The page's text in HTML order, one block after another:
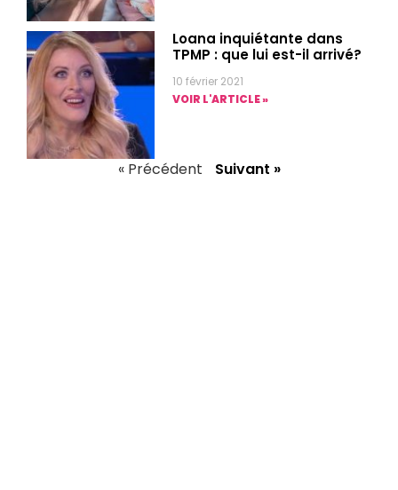
Loana inquiétante dans
TPMP : que lui est-il arrivé?
10 février 2021
VOIR L'ARTICLE »
« Précédent Suivant »